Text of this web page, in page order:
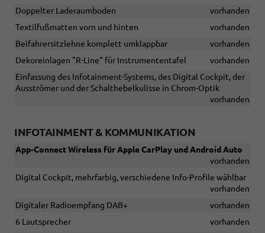
Doppelter Laderaumboden
vorhanden
Textilfußmatten vorn und hinten
vorhanden
Beifahrersitzlehne komplett umklappbar
vorhanden
Dekoreinlagen "R-Line" für Instrumententafel
vorhanden
Einfassung des Infotainment-Systems, des Digital Cockpit, der
Ausströmer und der Schalthebelkulisse in Chrom-Optik
vorhanden
INFOTAINMENT & KOMMUNIKATION
App-Connect Wireless für Apple CarPlay und Android Auto
vorhanden
Digital Cockpit, mehrfarbig, verschiedene Info-Profile wählbar
vorhanden
Digitaler Radioempfang DAB+
vorhanden
6 Lautsprecher
vorhanden